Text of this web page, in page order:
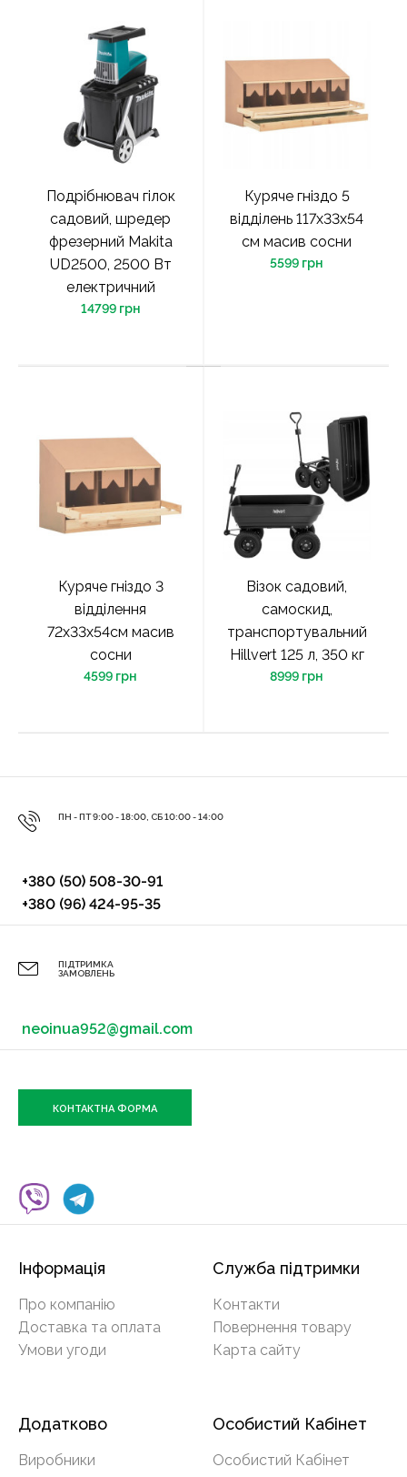
Подрібнювач гілок
садовий, шредер
фрезерний Makita
UD2500, 2500 Вт
електричний
14799 грн
Куряче гніздо 5
відділень 117x33x54
см масив сосни
5599 грн
Куряче гніздо 3
відділення
72x33x54см масив
сосни
4599 грн
Візок садовий,
самоскид,
транспортувальний
Hillvert 125 л, 350 кг
8999 грн
ПН - ПТ 9:00 - 18:00, СБ 10:00 - 14:00
+380 (50) 508-30-91
+380 (96) 424-95-35
ПІДТРИМКА
ЗАМОВЛЕНЬ
neoinua952@gmail.com
КОНТАКТНА ФОРМА
Інформація
Про компанію
Доставка та оплата
Умови угоди
Служба підтримки
Контакти
Повернення товару
Карта сайту
Додатково
Виробники
Особистий Кабінет
Особистий Кабінет